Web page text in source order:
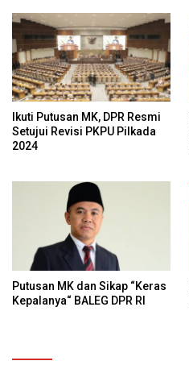
Ikuti Putusan MK, DPR Resmi
Setujui Revisi PKPU Pilkada
2024
Putusan MK dan Sikap “Keras
Kepalanya“ BALEG DPR RI